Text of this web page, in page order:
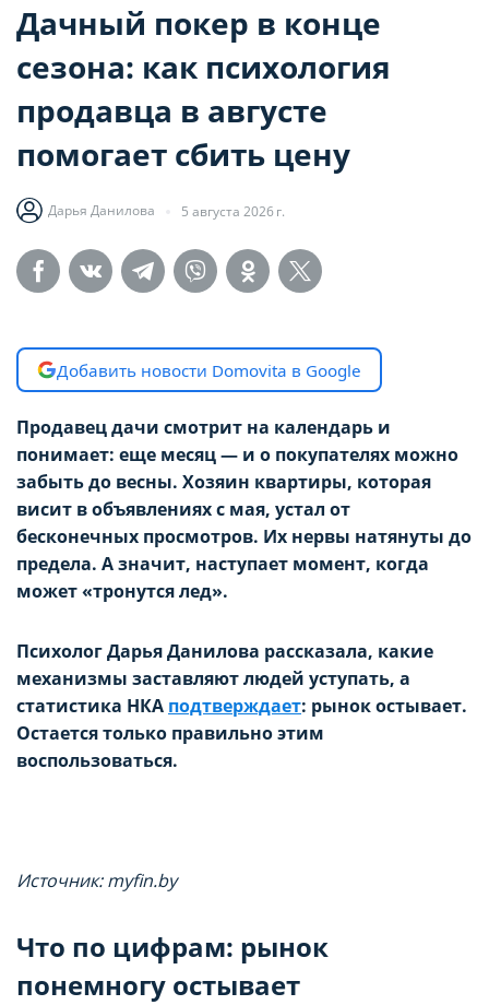
Дачный покер в конце
сезона: как психология
продавца в августе
помогает сбить цену
Дарья Данилова 5 августа 2026 г.
Добавить новости Domovita в Google
Продавец дачи смотрит на календарь и
понимает: еще месяц — и о покупателях можно
забыть до весны. Хозяин квартиры, которая
висит в объявлениях с мая, устал от
бесконечных просмотров. Их нервы натянуты до
предела. А значит, наступает момент, когда
может «тронутся лед».
Психолог Дарья Данилова рассказала, какие
механизмы заставляют людей уступать, а
статистика НКА подтверждает: рынок остывает.
Остается только правильно этим
воспользоваться.
Источник: myfin.by
Что по цифрам: рынок
понемногу остывает